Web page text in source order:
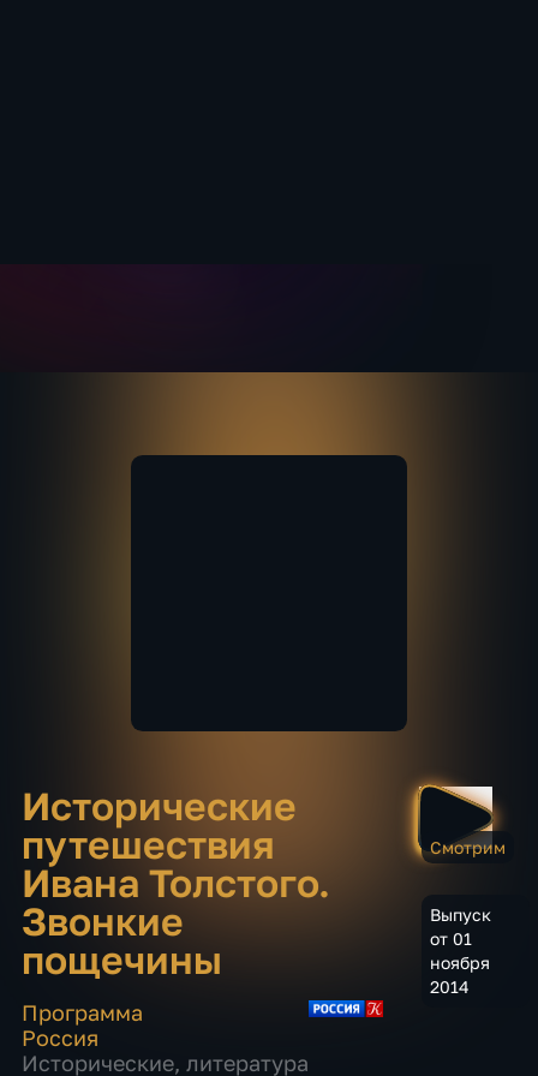
Исторические
путешествия
Ивана Толстого.
Звонкие
пощечины
Смотрим
Выпуск
от 01
ноября
2014
Программа
Россия
Исторические,литература